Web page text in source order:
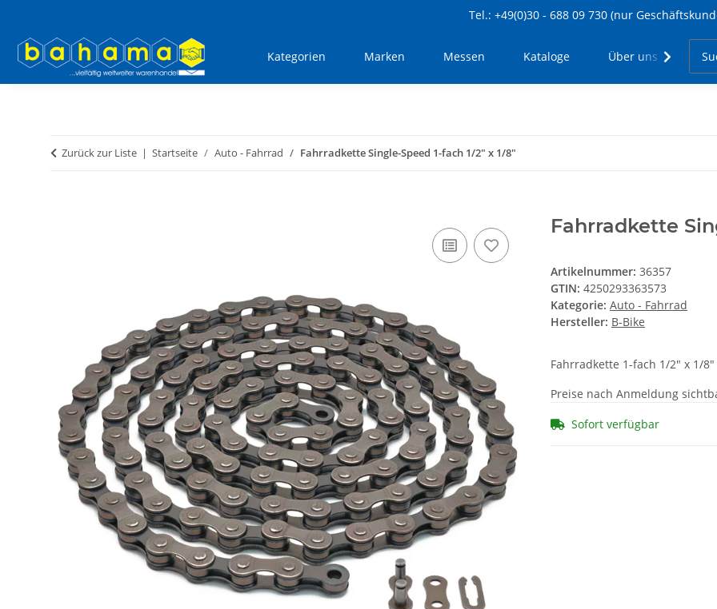
Tel.: +49(0)30 - 688 09 730 (nur
Kategorien Marken Messen Kataloge Über uns
Zurück zur Liste Startseite Auto - Fahrrad Fahrradkette Single-Speed 1-fach 1/2" x 1/8"
Fahrradkette
Artikelnummer: 36357
GTIN: 4250293363573
Kategorie: Auto - Fahrrad
Hersteller: B-Bike
Fahrradkette 1-fach 1/2" x 1/8"
Preise nach Anmeldung
Sofort verfügbar